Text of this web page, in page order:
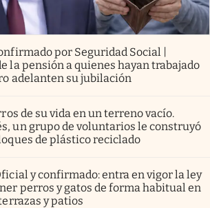
por Seguridad Social |
la pensión a quienes hayan trabajado
adelanten su jubilación
de su vida en un terreno vacío.
un grupo de voluntarios le construyó
de plástico reciclado
y confirmado: entra en vigor la ley
perros y gatos de forma habitual en
y patios